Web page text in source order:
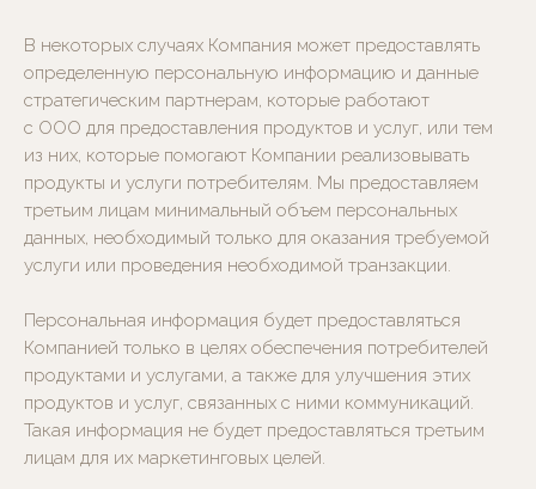
В некоторых случаях Компания может предоставлять
определенную персональную информацию и данные
стратегическим партнерам, которые работают
с ООО для предоставления продуктов и услуг, или тем
из них, которые помогают Компании реализовывать
продукты и услуги потребителям. Мы предоставляем
третьим лицам минимальный объем персональных
данных, необходимый только для оказания требуемой
услуги или проведения необходимой транзакции.
Персональная информация будет предоставляться
Компанией только в целях обеспечения потребителей
продуктами и услугами, а также для улучшения этих
продуктов и услуг, связанных с ними коммуникаций.
Такая информация не будет предоставляться третьим
лицам для их маркетинговых целей.